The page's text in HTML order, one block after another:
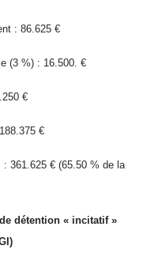
: 86.625 €
(3 %) : 16.500. €
€
€
361.625 € (65.50 % de la
détention « incitatif »